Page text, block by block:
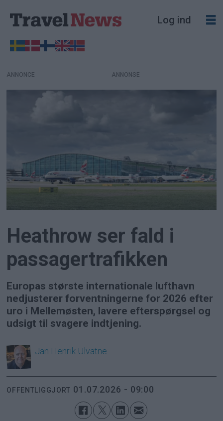
Log ind
ANNONCE
Heathrow ser fald i
passagertrafikken
Europas største internationale lufthavn
nedjusterer forventningerne for 2026 efter
uro i Mellemøsten, lavere efterspørgsel og
udsigt til svagere indtjening.
Jan Henrik Ulvatne
OFFENTLIGGJORT 01.07.2026 - 09:00